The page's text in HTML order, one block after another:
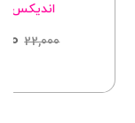
اندیکس
22,000